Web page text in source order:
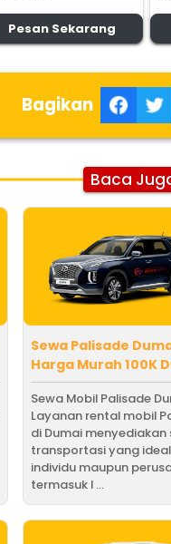
Pesan Sekarang
Bagikan
Baca
Sewa Palisade
Harga Murah 100K
Sewa Mobil Palisade
Layanan rental mobil
di Dumai menyediakan
transportasi yang
individu maupun
termasuk l ...